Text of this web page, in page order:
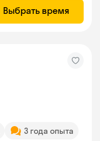
Выбрать время
3 года опыта